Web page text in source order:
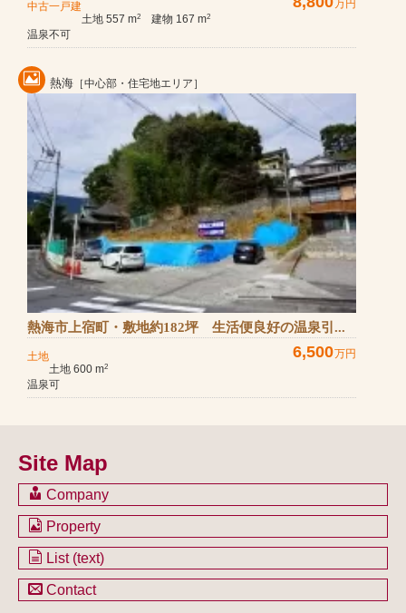
中古一戸建
万円
土地 557 m2 建物 167 m2
温泉不可
熱海 ［中心部・住宅地エリア］
熱海市上宿町・敷地約182坪 生活便良好の温泉引...
土地 6,500万円
土地 600 m2
温泉可
Site Map
Company
会社のご案内
不動産を売却したい方
不動産買取システム
Property
土地一覧
マンション一覧
List (text)
土地一覧
Contact